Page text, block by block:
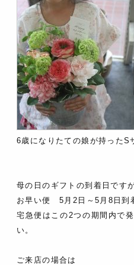
6歳になりたての娘が持ったS
母の日のギフトの到着日です
お早い便 5月2日～5月8日
宅急便はこの2つの期間内で
い。
ご来店の場合は